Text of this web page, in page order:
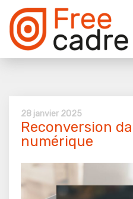
28 janvier 2025
Reconversion
numérique